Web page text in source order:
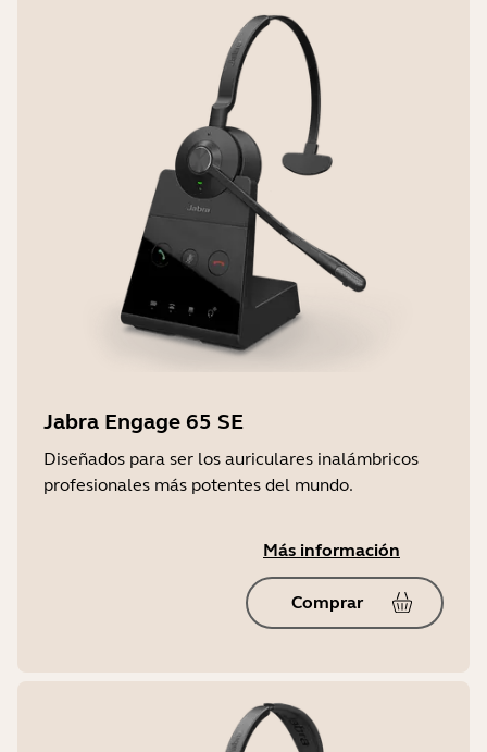
Software y/o aplicaciones
Jabra Direct, Jabra Xpress
Temperatura de funcionamiento:
De -10 °C a +55 °C
Temperatura de almacenamiento
-5 °C a 45 °C | 23 °F a 113 °F
Jabra Engage 65 SE
Diseñados para ser los auriculares inalámbricos
profesionales más potentes del mundo.
Más información
Comprar